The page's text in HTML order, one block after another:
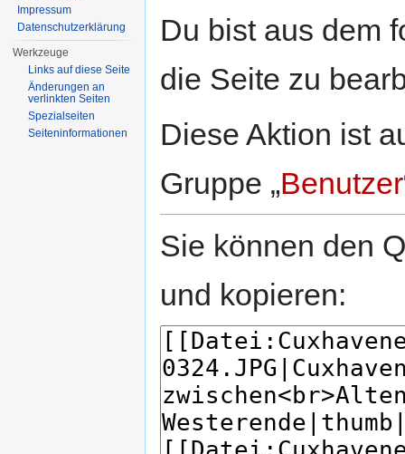
Du bist aus dem
die Seite zu
Diese Aktion ist
Gruppe „Benutzer
Sie können den
und kopieren:
Impressum
Datenschutzerklärung
Werkzeuge
Links auf diese Seite
Änderungen an
verlinkten Seiten
Spezialseiten
Seiten­informationen